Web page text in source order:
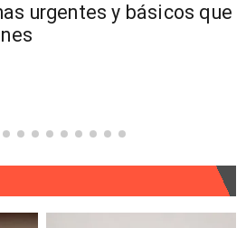
urgentes y básicos que